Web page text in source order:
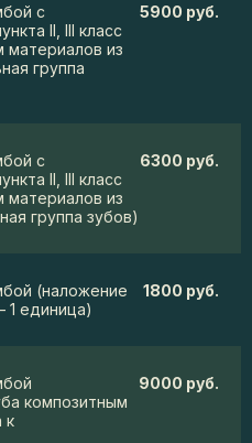
с
II, III класс
материалов из
группа
5900 руб.
с
II, III класс
материалов из
группа зубов)
6300 руб.
(наложение
единица)
1800 руб.
композитным
к
9000 руб.